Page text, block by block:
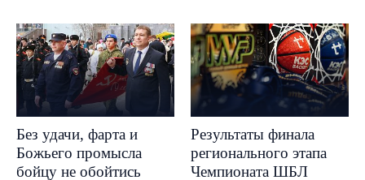
Без удачи, фарта и
Божьего промысла
бойцу не обойтись
Результаты финала
регионального этапа
Чемпионата ШБЛ